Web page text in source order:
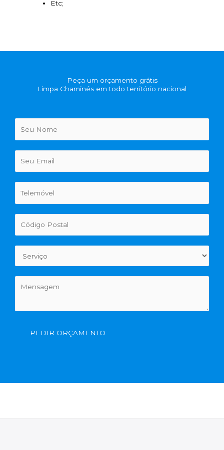
Etc;
Peça um orçamento grátis
Limpa Chaminés em todo território nacional
PEDIR ORÇAMENTO